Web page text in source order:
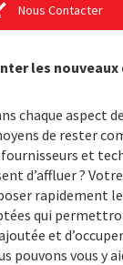
Nous Contacter
les nouveaux
chaque aspect
de rester
et
d’affluer ?
rapidement
qui
et
pouvons vous y